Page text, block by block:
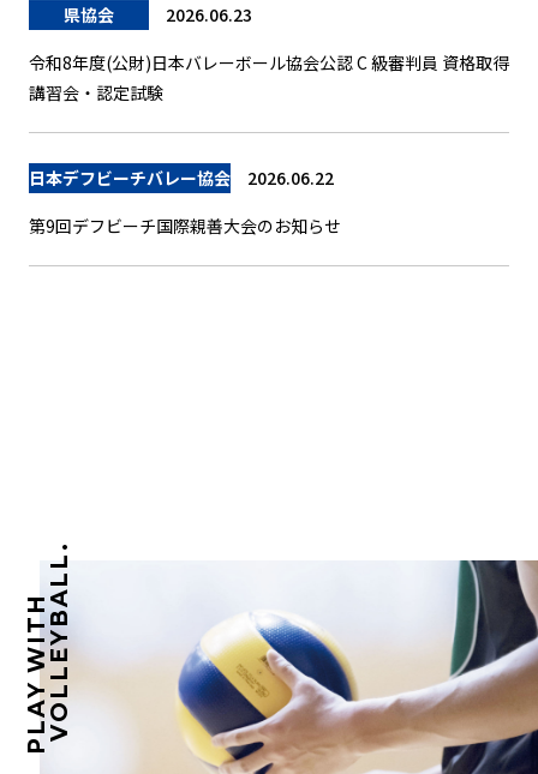
県協会 2026.06.23
令和8年度(公財)日本バレーボール協会公認 C 級審判員 資格取得
講習会・認定試験
日本デフビーチバレー協会 2026.06.22
第9回デフビーチ国際親善大会のお知らせ
PLAY WITHVOLLEYBALL.